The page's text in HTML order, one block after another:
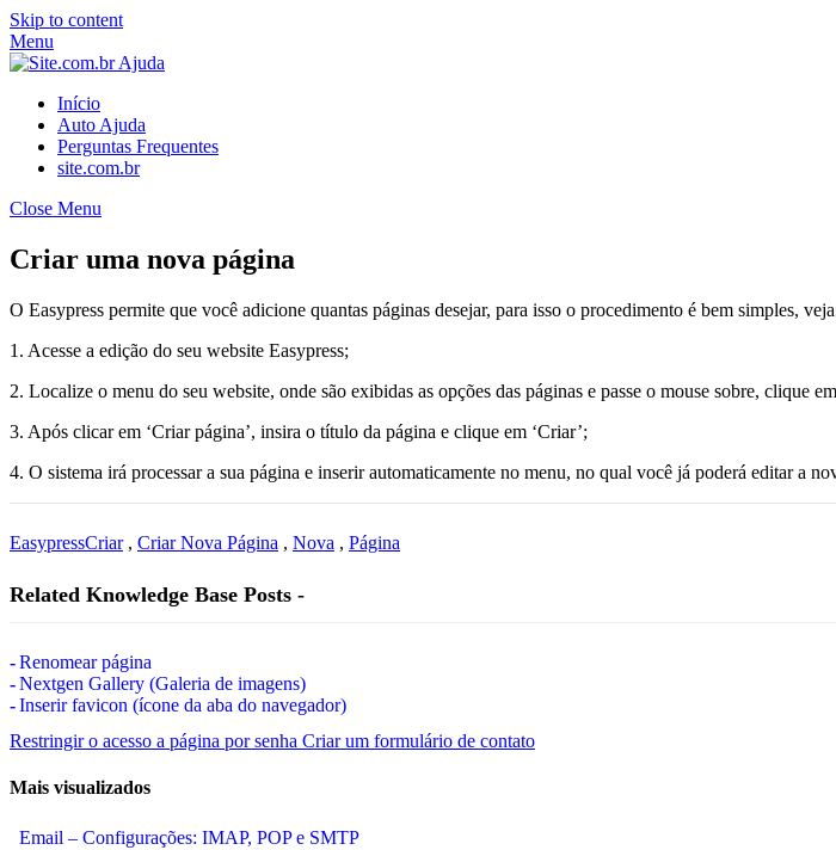
Skip to content
Menu
Início
Auto Ajuda
Perguntas Frequentes
site.com.br
Close Menu
Criar uma nova página
O Easypress permite que você adicione quantas páginas desejar, para isso o procedimento é bem simples,
1. Acesse a edição do seu website Easypress;
2. Localize o menu do seu website, onde são exibidas as opções das páginas e passe o mouse sobre, clique
3. Após clicar em ‘Criar página’, insira o título da página e clique em ‘Criar’;
4. O sistema irá processar a sua página e inserir automaticamente no menu, no qual você já poderá editar a
EasypressCriar, Criar Nova Página , Nova , Página
Related Knowledge Base Posts -
Renomear página
Nextgen Gallery (Galeria de imagens)
Inserir favicon (ícone da aba do navegador)
Restringir o acesso a página por senha Criar um formulário de contato
Mais visualizados
Email – Configurações: IMAP, POP e SMTP